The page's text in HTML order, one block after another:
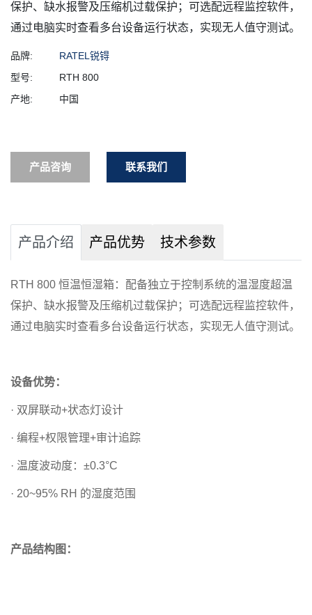
保护、缺水报警及压缩机过载保护；可选配远程监控软件，
通过电脑实时查看多台设备运行状态，实现无人值守测试。
品牌:
RATEL锐锝
型号:
RTH 800
产地:
中国
产品咨询 联系我们
产品介绍 产品优势 技术参数
RTH 800 恒温恒湿箱：配备独立于控制系统的温湿度超温
保护、缺水报警及压缩机过载保护；可选配远程监控软件，
通过电脑实时查看多台设备运行状态，实现无人值守测试。
设备优势：
· 双屏联动+状态灯设计
· 编程+权限管理+审计追踪
· 温度波动度：±0.3°C
· 20~95% RH 的湿度范围
产品结构图：